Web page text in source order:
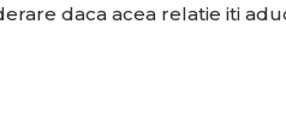
daca acea relatie iti